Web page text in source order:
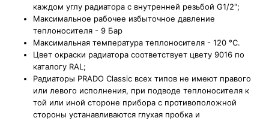
каждом углу радиатора с внутренней резьбой G1/2";
Максимальное рабочее избыточное давление
теплоносителя - 9 Бар
Максимальная температура теплоносителя - 120 °С.
Цвет окраски радиатора соответствует цвету 9016 по
каталогу RAL;
Радиаторы PRADO Classic всех типов не имеют правого
или левого исполнения, при подводе теплоносителя к
той или иной стороне прибора с противоположной
стороны устанавливаются глухая пробка и